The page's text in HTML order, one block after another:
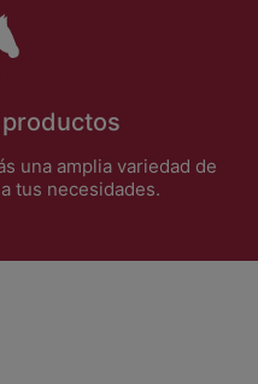
una amplia variedad de
tus necesidades.